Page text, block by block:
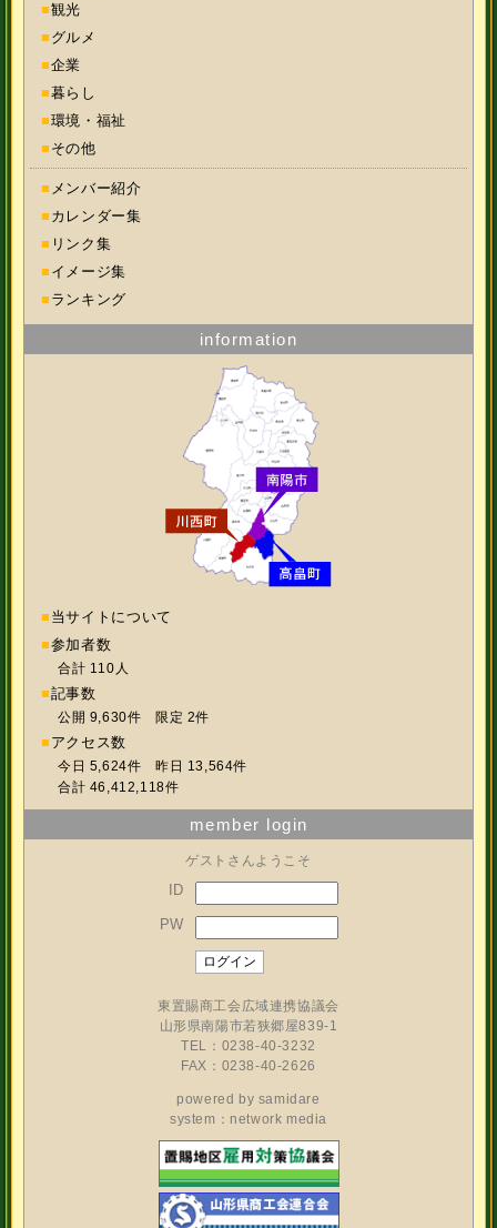
■観光
■ グルメ
■企業
■暮らし
■環境・福祉
■ その他
■ メンバー紹介
■ カレンダー集
■ リンク集
■ イメージ集
■ ランキング
information
■ 当サイトについて
■参加者数
合計 110人
■記事数
公開 9,630件 限定 2件
■ アクセス数
今日 5,624件 昨日 13,564件
合計 46,412,118件
member login
ゲストさんようこそ
ID
PW
東置賜商工会広域連携協議会
山形県南陽市若狭郷屋839-1
TEL：0238-40-3232
FAX：0238-40-2626
powered by samidare
system：network media